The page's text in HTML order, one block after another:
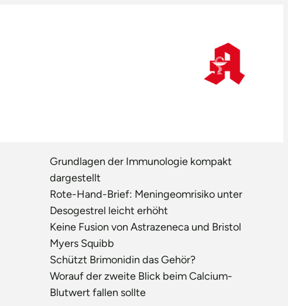
Grundlagen der Immunologie kompakt
dargestellt
Rote-Hand-Brief: Meningeomrisiko unter
Desogestrel leicht erhöht
Keine Fusion von Astrazeneca und Bristol
Myers Squibb
Schützt Brimonidin das Gehör?
Worauf der zweite Blick beim Calcium-
Blutwert fallen sollte